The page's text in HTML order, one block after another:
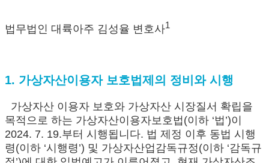
법무법인 대륙아주 김성율 변호사1
1. 가상자산이용자 보호법제의 정비와 시행
가상자산 이용자 보호와 가상자산 시장질서 확립을
목적으로 하는 가상자산이용자보호법(이하 ‘법’)이
2024. 7. 19.부터 시행됩니다. 법 제정 이후 동법 시행
령(이하 ‘시행령’) 및 가상자산업감독규정(이하 ‘감독규